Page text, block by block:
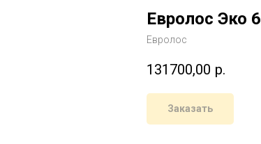
Евролос Эко 6
Евролос
131700,00 р.
Заказать